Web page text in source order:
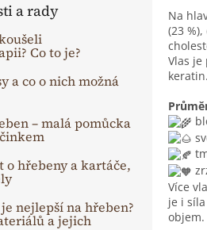
a rady
Co to je?
a co o nich možná
– malá pomůcka
o hřebeny a kartáče,
nejlepší na hřeben?
a jejich
Na
(23
Vlas
Více
je i
objem.